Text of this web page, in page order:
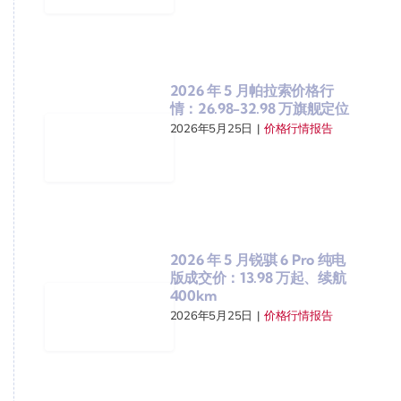
2026 年 5 月帕拉索价格行
情：26.98-32.98 万旗舰定位
2026年5月25日 | 价格行情报告
2026 年 5 月锐骐 6 Pro 纯电
版成交价：13.98 万起、续航
400km
2026年5月25日 | 价格行情报告